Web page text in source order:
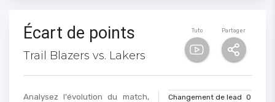
Partager
Tuto
Écart de points
Trail Blazers vs. Lakers
Analysez l'évolution du match,
Changement de lead 0